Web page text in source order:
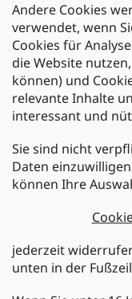
Andere Cookies
verwendet, wenn
Cookies für
die Website
können) und
relevante Inhalte
interessant und
Sie sind nicht
Daten
können Ihre
jederzeit
unten in der
Zahlarten:
Newsletter
Legen Sie Ihre E-
über neue Produkte
E-Mail
Melden Sie sich
kostenlos und